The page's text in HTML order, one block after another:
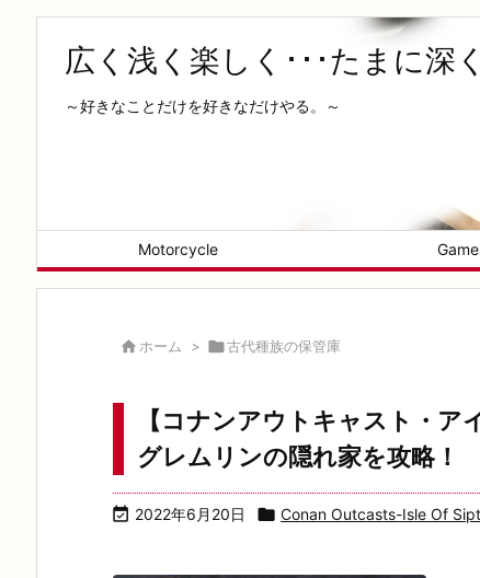
広く浅く楽しく･･･たまに深
～好きなことだけを好きなだけやる。～
Motorcycle Game
ホーム > 古代種族の保管庫
【コナンアウトキャスト・ア
グレムリンの隠れ家を攻略！
 2022年6月20日  Conan Outcasts-Isle Of